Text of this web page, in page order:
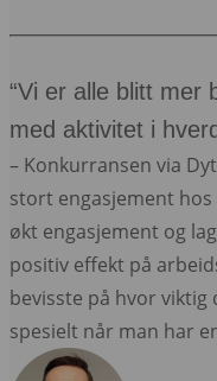
“Vi er alle blitt mer
med aktivitet i
– Konkurransen via
stort engasjement
økt engasjement og
positiv effekt på
bevisste på hvor
spesielt når man har